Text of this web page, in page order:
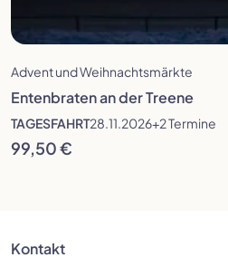
Advent und Weihnachtsmärkte
Entenbraten an der Treene
TAGESFAHRT28.11.2026+2 Termine
99,50 €
Kontakt